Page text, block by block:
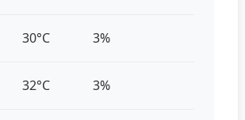
30°C 3%
32°C 3%